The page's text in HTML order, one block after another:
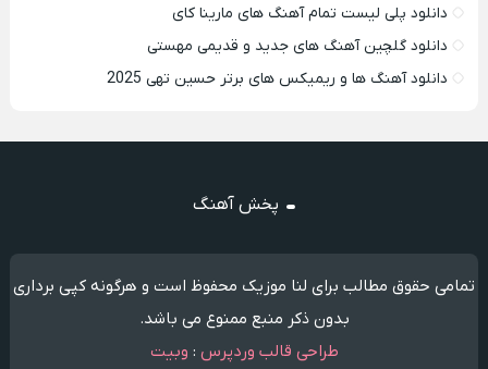
دانلود پلی لیست تمام آهنگ های مارینا کای
دانلود گلچین آهنگ های جدید و قدیمی مهستی
دانلود آهنگ ها و ریمیکس های برتر حسین تهی 2025
پخش آهنگ
تمامی حقوق مطالب برای لنا موزیک محفوظ است و هرگونه کپی برداری
بدون ذکر منبع ممنوع می باشد.
طراحی قالب وردپرس : وبیت